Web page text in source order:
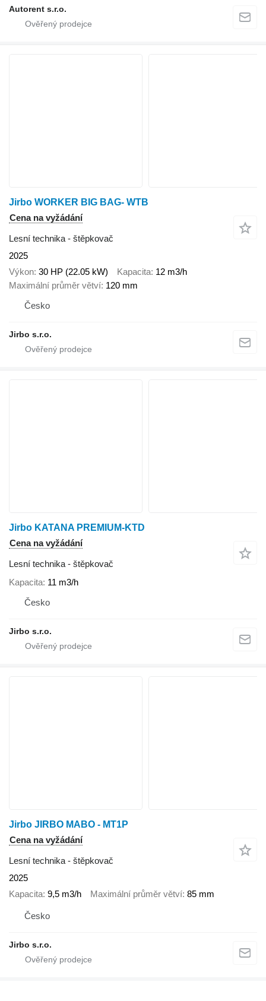
Autorent s.r.o.
Jirbo WORKER BIG BAG- WTB
Cena na vyžádání
Lesní technika - štěpkovač
2025
Výkon 30 HP (22.05 kW) Kapacita 12 m3/h
Maximální průměr větví 120 mm
Česko
Jirbo s.r.o.
Jirbo KATANA PREMIUM-KTD
Cena na vyžádání
Lesní technika - štěpkovač
Kapacita 11 m3/h
Česko
Jirbo s.r.o.
Jirbo JIRBO MABO - MT1P
Cena na vyžádání
Lesní technika - štěpkovač
2025
Kapacita 9,5 m3/h Maximální průměr větví 85 mm
Česko
Jirbo s.r.o.